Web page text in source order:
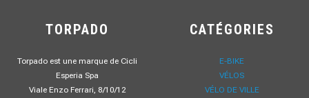
TORPADO
Torpado est une marque de Cicli
Esperia Spa
Viale Enzo Ferrari, 8/10/12
CATÉGORIES
E-BIKE
VÉLOS
VÉLO DE VILLE